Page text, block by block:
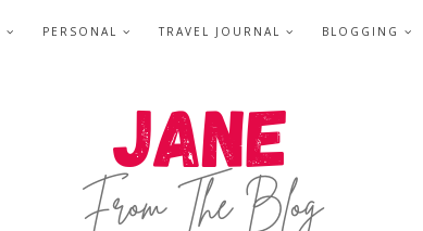
PERSONAL TRAVEL JOURNAL BLOGGING